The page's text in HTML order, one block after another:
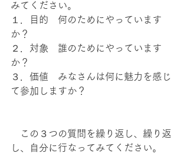
みてください。
１．目的　何のためにやっています
か？
２．対象　誰のためにやっています
か？
３．価値　みなさんは何に魅力を感じ
て参加しますか？
この３つの質問を繰り返し、繰り返
し、自分に行なってみてください。